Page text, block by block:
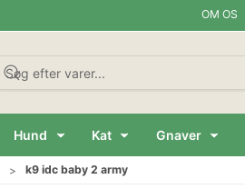
OM OS
Hund Kat Gnaver
k9 idc baby 2 army